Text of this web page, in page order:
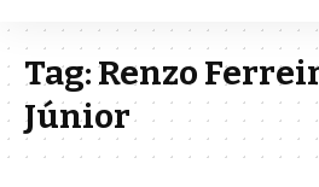
Tag:Renzo
Júnior